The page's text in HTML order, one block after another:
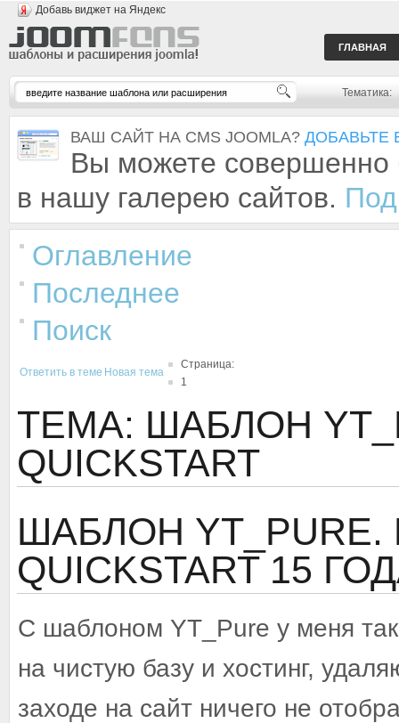
Добавь виджет на Яндекс
ГЛАВНАЯ
Тематика:
ВАШ САЙТ НА CMS JOOMLA? ДОБАВЬТЕ
Вы можете совершенно
в нашу галерею сайтов.
Оглавление
Последнее
Поиск
Ответить в теме Новая тема
Страница:
1
ТЕМА: ШАБЛОН
QUICKSTART
ШАБЛОН
QUICKSTART 15
С шаблоном YT_Pure у меня
на чистую базу и хостинг,
заходе на сайт ничего не